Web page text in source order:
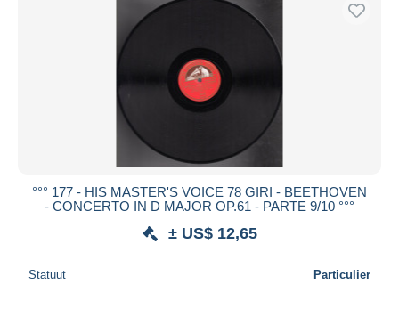
°°° 177 - HIS MASTER'S VOICE 78 GIRI - BEETHOVEN
- CONCERTO IN D MAJOR OP.61 - PARTE 9/10 °°°
± US$ 12,65
Statuut Particulier